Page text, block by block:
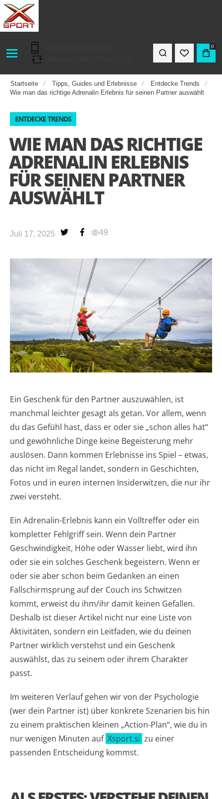
0
Startseite Tipps, Guides und Erlebnisse
Entdecke Trends
Wie man das richtige Adrenalin Erlebnis für seinen Partner auswählt
ENTDECKE TRENDS
WIE MAN DAS RICHTIGE
ADRENALIN ERLEBNIS
FÜR SEINEN PARTNER
AUSWÄHLT
Juli 17, 2025 49
Ein Geschenk für den Partner auszuwählen, ist
manchmal leichter gesagt als getan. Vor allem, wenn
du das Gefühl hast, dass er oder sie „schon alles hat“
und gewöhnliche Dinge keine Begeisterung mehr
auslösen. Dann kommen Erlebnisse ins Spiel – etwas,
das nicht im Regal landet, sondern in Geschichten,
Fotos und in euren internen Insiderwitzen, die nur ihr
zwei versteht.
Ein Adrenalin-Erlebnis kann ein Volltreffer oder ein
kompletter Fehlgriff sein. Wenn dein Partner
Geschwindigkeit, Höhe oder Wasser liebt, wird ihn
oder sie ein solches Geschenk begeistern. Wenn er
oder sie aber schon beim Gedanken an einen
Fallschirmsprung auf der Couch ins Schwitzen
kommt, erweist du ihm/ihr damit keinen Gefallen.
Deshalb ist dieser Artikel nicht nur eine Liste von
Aktivitäten, sondern ein Leitfaden, wie du deinen
Partner wirklich verstehst und ein Geschenk
auswählst, das zu seinem oder ihrem Charakter
passt.
Im weiteren Verlauf gehen wir von der Psychologie
(wer dein Partner ist) über konkrete Szenarien bis hin
zu einem praktischen kleinen „Action-Plan“, wie du in
nur wenigen Minuten auf Xsport.si zu einer
passenden Entscheidung kommst.